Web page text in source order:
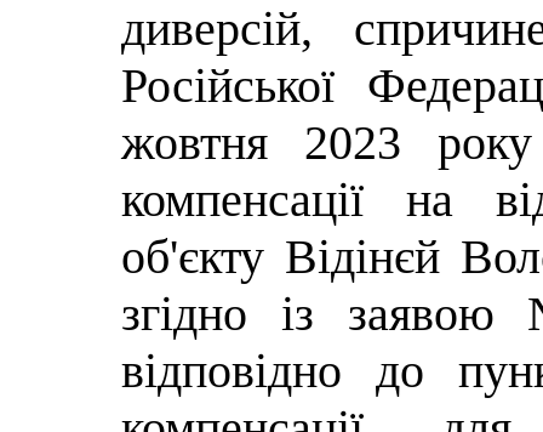
диверсій,
Російської
жовтня 2023
компенсації на
об'єкту Відінєй
згідно із
відповідно до